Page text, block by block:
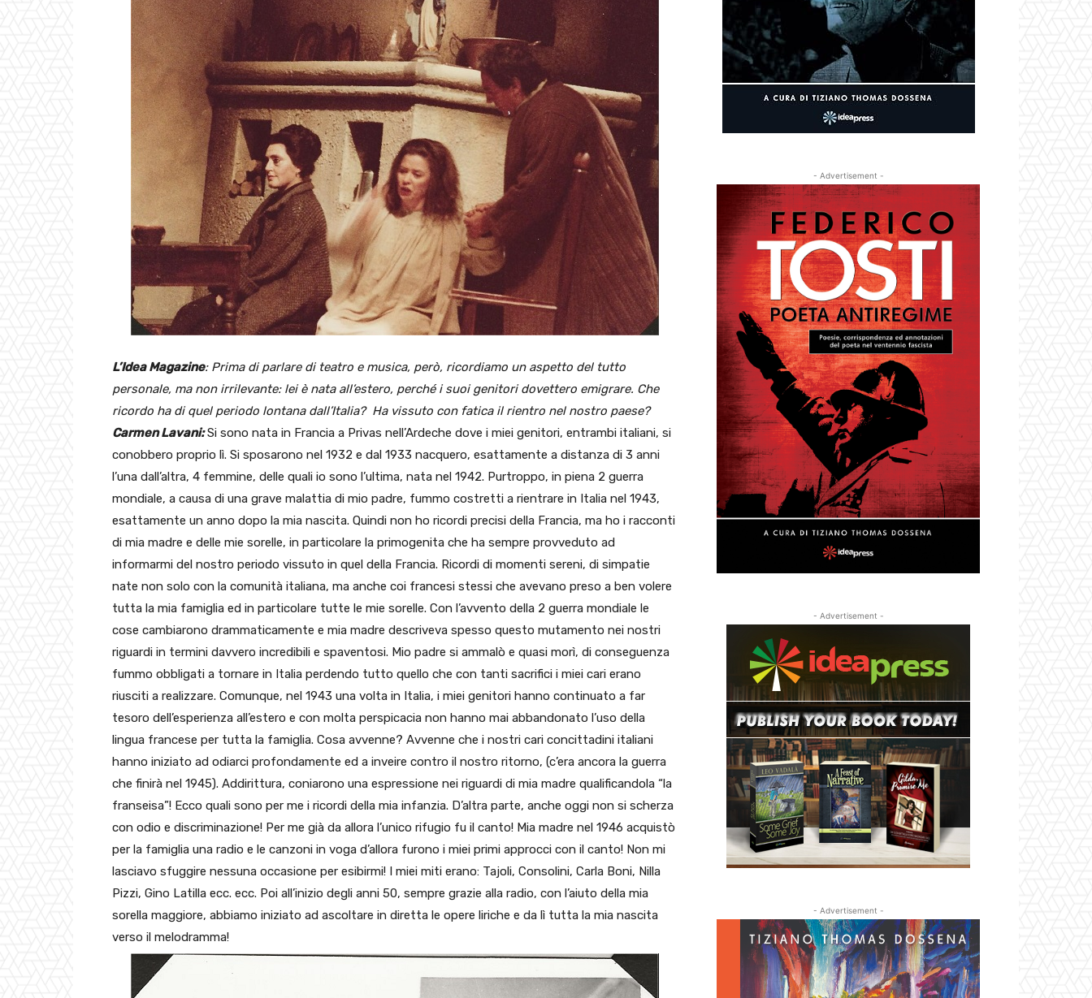
L’Idea Magazine: Prima di parlare di teatro e musica, però, ricordiamo un aspetto del tutto
personale, ma non irrilevante: lei è nata all’estero, perché i suoi genitori dovettero emigrare. Che
ricordo ha di quel periodo lontana dall’Italia? Ha vissuto con fatica il rientro nel nostro paese?
Carmen Lavani:Si sono nata in Francia a Privas nell’Ardeche dove i miei genitori, entrambi italiani, si
conobbero proprio lì. Si sposarono nel 1932 e dal 1933 nacquero, esattamente a distanza di 3 anni
l’una dall’altra, 4 femmine, delle quali io sono l’ultima, nata nel 1942. Purtroppo, in piena 2 guerra
mondiale, a causa di una grave malattia di mio padre, fummo costretti a rientrare in Italia nel 1943,
esattamente un anno dopo la mia nascita. Quindi non ho ricordi precisi della Francia, ma ho i racconti
di mia madre e delle mie sorelle, in particolare la primogenita che ha sempre provveduto ad
informarmi del nostro periodo vissuto in quel della Francia. Ricordi di momenti sereni, di simpatie
nate non solo con la comunità italiana, ma anche coi francesi stessi che avevano preso a ben volere
tutta la mia famiglia ed in particolare tutte le mie sorelle. Con l’avvento della 2 guerra mondiale le
cose cambiarono drammaticamente e mia madre descriveva spesso questo mutamento nei nostri
riguardi in termini davvero incredibili e spaventosi. Mio padre si ammalò e quasi morì, di conseguenza
fummo obbligati a tornare in Italia perdendo tutto quello che con tanti sacrifici i miei cari erano
riusciti a realizzare. Comunque, nel 1943 una volta in Italia, i miei genitori hanno continuato a far
tesoro dell’esperienza all’estero e con molta perspicacia non hanno mai abbandonato l’uso della
lingua francese per tutta la famiglia. Cosa avvenne? Avvenne che i nostri cari concittadini italiani
hanno iniziato ad odiarci profondamente ed a inveire contro il nostro ritorno, (c’era ancora la guerra
che finirà nel 1945). Addirittura, coniarono una espressione nei riguardi di mia madre qualificandola “la
franseisa”! Ecco quali sono per me i ricordi della mia infanzia. D’altra parte, anche oggi non si scherza
con odio e discriminazione! Per me già da allora l’unico rifugio fu il canto! Mia madre nel 1946 acquistò
per la famiglia una radio e le canzoni in voga d’allora furono i miei primi approcci con il canto! Non mi
lasciavo sfuggire nessuna occasione per esibirmi! I miei miti erano: Tajoli, Consolini, Carla Boni, Nilla
Pizzi, Gino Latilla ecc. ecc. Poi all’inizio degli anni 50, sempre grazie alla radio, con l’aiuto della mia
sorella maggiore, abbiamo iniziato ad ascoltare in diretta le opere liriche e da lì tutta la mia nascita
verso il melodramma!
- Advertisement -
- Advertisement -
- Advertisement -